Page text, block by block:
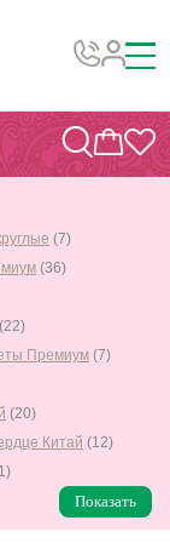
(7)
(36)
(22)
Премиум (7)
(20)
Китай (12)
Показать